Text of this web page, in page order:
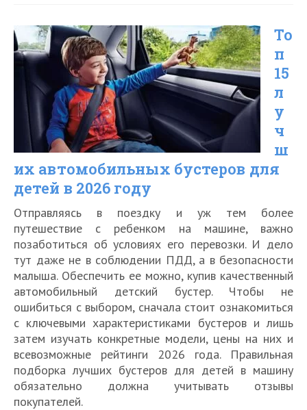
горнолыжных
костюмов
для
мужчин
и
женщин
в
году
То
п
15
л
у
ч
ш
их автомобильных бустеров для
детей в 2026 году
Отправляясь в поездку и уж тем более
путешествие с ребенком на машине, важно
позаботиться об условиях его перевозки. И дело
тут даже не в соблюдении ПДД, а в безопасности
малыша. Обеспечить ее можно, купив качественный
автомобильный детский бустер. Чтобы не
ошибиться с выбором, сначала стоит ознакомиться
с ключевыми характеристиками бустеров и лишь
затем изучать конкретные модели, цены на них и
всевозможные рейтинги 2026 года. Правильная
подборка лучших бустеров для детей в машину
обязательно должна учитывать отзывы
покупателей.